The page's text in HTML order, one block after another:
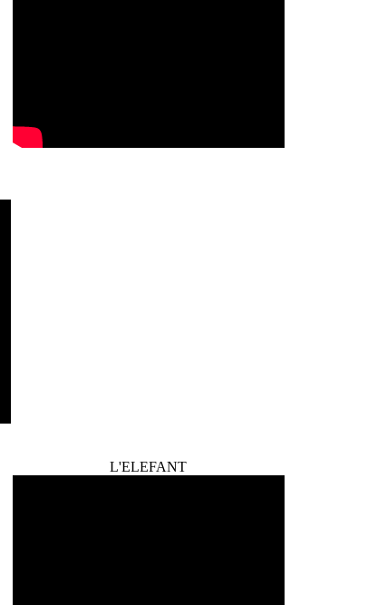
L'ELEFANT